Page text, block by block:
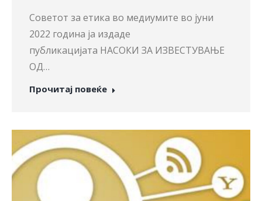
Советот за етика во медиумите во јуни
2022 година ја издаде
публикацијата НАСОКИ ЗА ИЗВЕСТУВАЊЕ
ОД…
Прочитај повеќе